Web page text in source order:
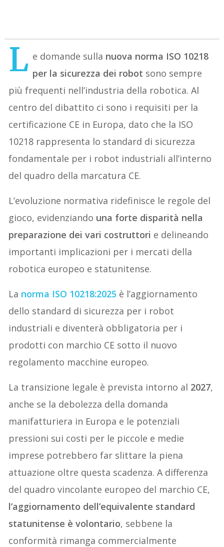
L e domande sulla nuova norma ISO 10218
per la sicurezza dei robot sono sempre
più frequenti nell’industria della robotica. Al
centro del dibattito ci sono i requisiti per la
certificazione CE in Europa, dato che la ISO
10218 rappresenta lo standard di sicurezza
fondamentale per i robot industriali all’interno
del quadro della marcatura CE.
L’evoluzione normativa ridefinisce le regole del
gioco, evidenziando una forte disparità nella
preparazione dei vari costruttori e delineando
importanti implicazioni per i mercati della
robotica europeo e statunitense.
La norma ISO 10218:2025 è l’aggiornamento
dello standard di sicurezza per i robot
industriali e diventerà obbligatoria per i
prodotti con marchio CE sotto il nuovo
regolamento macchine europeo.
La transizione legale è prevista intorno al 2027,
anche se la debolezza della domanda
manifatturiera in Europa e le potenziali
pressioni sui costi per le piccole e medie
imprese potrebbero far slittare la piena
attuazione oltre questa scadenza. A differenza
del quadro vincolante europeo del marchio CE,
l’aggiornamento dell’equivalente standard
statunitense è volontario, sebbene la
conformità rimanga commercialmente